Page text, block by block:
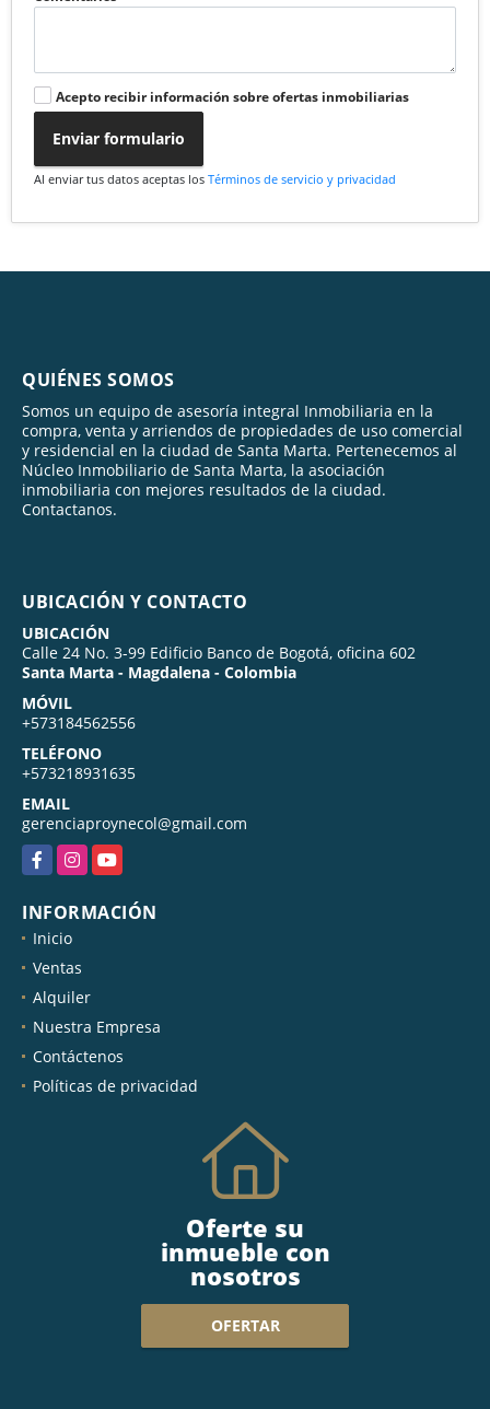
Acepto recibir información sobre ofertas inmobiliarias
Enviar formulario
Al enviar tus datos aceptas los Términos de servicio y privacidad
QUIÉNES SOMOS
Somos un equipo de asesoría integral Inmobiliaria en la
compra, venta y arriendos de propiedades de uso comercial
y residencial en la ciudad de Santa Marta. Pertenecemos al
Núcleo Inmobiliario de Santa Marta, la asociación
inmobiliaria con mejores resultados de la ciudad.
Contactanos.
UBICACIÓN Y CONTACTO
UBICACIÓN
Calle 24 No. 3-99 Edificio Banco de Bogotá, oficina 602
Santa Marta - Magdalena - Colombia
MÓVIL
+573184562556
TELÉFONO
+573218931635
EMAIL
gerenciaproynecol@gmail.com
FacebookInstagramYouTube
INFORMACIÓN
Inicio
Ventas
Alquiler
Nuestra Empresa
Contáctenos
Políticas de privacidad
Oferte su
inmueble con
nosotros
OFERTAR